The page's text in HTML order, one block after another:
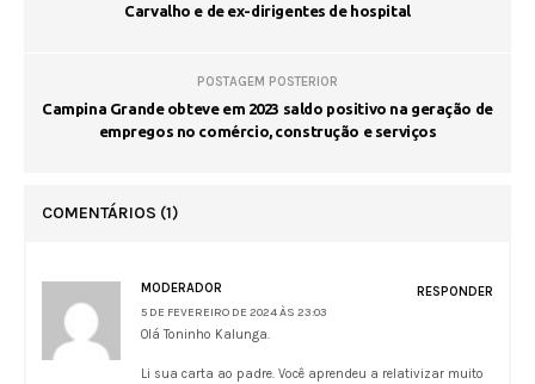
Carvalho e de ex-dirigentes de hospital
POSTAGEM POSTERIOR
Campina Grande obteve em 2023 saldo positivo na geração de
empregos no comércio, construção e serviços
COMENTÁRIOS (1)
MODERADOR
5 DE FEVEREIRO DE 2024 ÀS 23:03
Olá Toninho Kalunga.
Li sua carta ao padre. Você aprendeu a relativizar muito
RESPONDER